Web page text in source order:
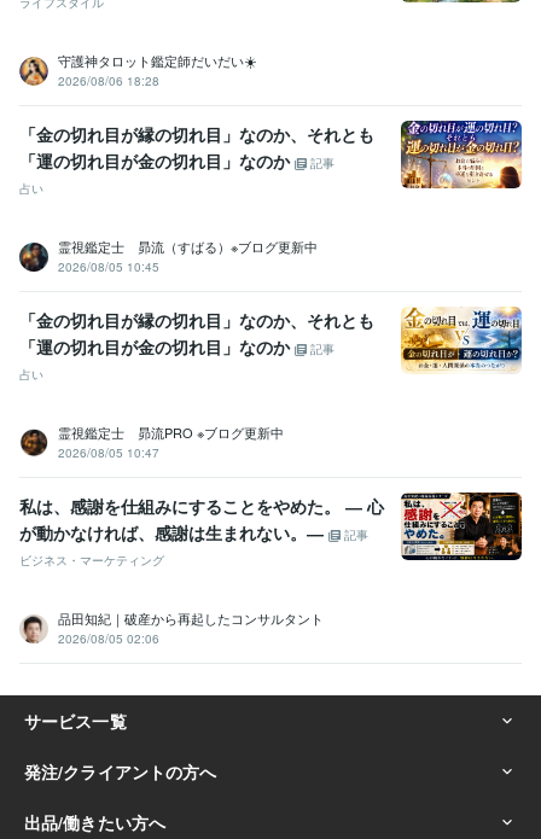
守護神タロット鑑定師だいだい☀️
2026/08/06 18:28
「金の切れ目が縁の切れ目」なのか、それとも
「運の切れ目が金の切れ目」なのか
記事
占い
霊視鑑定士 昴流（すばる）※ブログ更新中
2026/08/05 10:45
「金の切れ目が縁の切れ目」なのか、それとも
「運の切れ目が金の切れ目」なのか
記事
占い
霊視鑑定士 昴流PRO ※ブログ更新中
2026/08/05 10:47
私は、感謝を仕組みにすることをやめた。 ― 心
が動かなければ、感謝は生まれない。―
記事
ビジネス・マーケティング
品田知紀｜破産から再起したコンサルタント
2026/08/05 02:06